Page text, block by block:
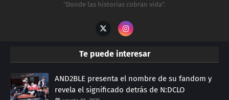
"Donde las historias cobran vida".
Te puede interesar
AND2BLE presenta el nombre de su fandom y
revela el significado detrás de N:DCLO